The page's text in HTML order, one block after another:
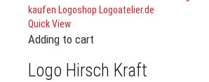
Quick View
Adding to cart
Logo Hirsch Kraft